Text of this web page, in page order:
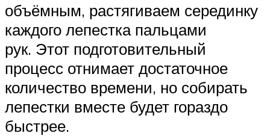
объёмным, растягиваем серединку
каждого лепестка пальцами
рук. Этот подготовительный
процесс отнимает достаточное
количество времени, но собирать
лепестки вместе будет гораздо
быстрее.